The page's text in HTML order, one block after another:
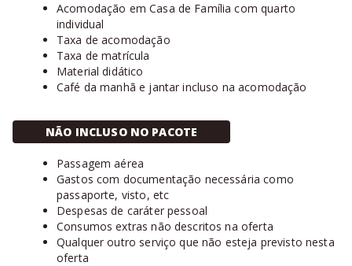
Acomodação em Casa de Família com quarto
individual
Taxa de acomodação
Taxa de matrícula
Material didático
Café da manhã e jantar incluso na acomodação
NÃO INCLUSO NO PACOTE
Passagem aérea
Gastos com documentação necessária como
passaporte, visto, etc
Despesas de caráter pessoal
Consumos extras não descritos na oferta
Qualquer outro serviço que não esteja previsto nesta
oferta